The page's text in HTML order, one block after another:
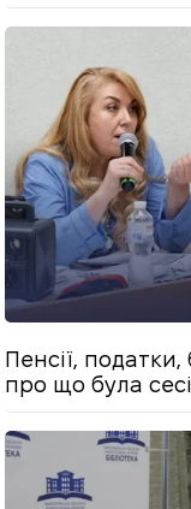
Пенсії,
про що була